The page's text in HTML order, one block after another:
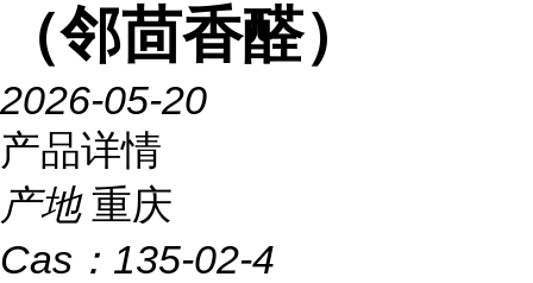
（邻茴香醛）
2026-05-20
产品详情
产地 重庆
Cas： 135-02-4